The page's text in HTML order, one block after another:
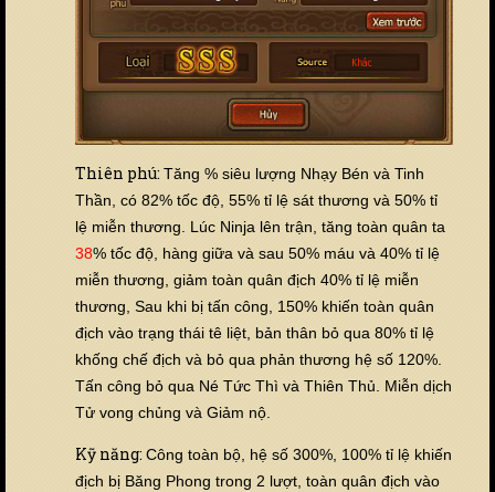
Thiên phú: Tăng % siêu lượng Nhạy Bén và Tinh
Thần, có 82% tốc độ, 55% tỉ lệ sát thương và 50% tỉ
lệ miễn thương. Lúc Ninja lên trận, tăng toàn quân ta
38% tốc độ, hàng giữa và sau 50% máu và 40% tỉ lệ
miễn thương, giảm toàn quân địch 40% tỉ lệ miễn
thương, Sau khi bị tấn công, 150% khiến toàn quân
địch vào trạng thái tê liệt, bản thân bỏ qua 80% tỉ lệ
khống chế địch và bỏ qua phản thương hệ số 120%.
Tấn công bỏ qua Né Tức Thì và Thiên Thủ. Miễn dịch
Tử vong chủng và Giảm nộ.
Kỹ năng: Công toàn bộ, hệ số 300%, 100% tỉ lệ khiến
địch bị Băng Phong trong 2 lượt, toàn quân địch vào